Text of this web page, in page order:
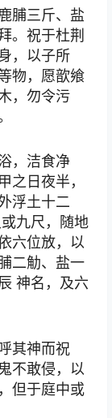
脯三斤、盐
。祝于杜荆
，以子所
物，愿歆飨
，勿令污
，洁食净
之日夜半，
浮土十二
九尺，随地
六位放，以
二觔、盐一
神名，及六
其神而祝
不敢侵，以
但于庭中或